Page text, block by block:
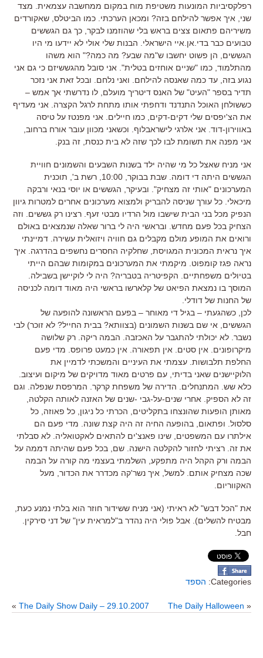
רפלקסיביות המונעות משטיפת מוח במקום ממחשבה עצמאית. מצד
שני, איך אפשר להילחם בזה? ומכאן הערכתי. כמו הביטלס, שאקורדים
משיריהם פתאום צצים בראש בלי שהוזמנו לבקר, כך גם הגששים
טבועים כבר בדי.אן.איי הישראלי. הבנות שלי אולי לא יידעו מי היו
הגששים, הן פשוט יחשבו ש"מה שבע? מה כמה?" הוא משהו
מהתלמוד, כמו "שניים אוחזים בטלית". אני סובל מהגששיזם כי גם אני
נגוע בזה, עד כמה שאנסה להילחם. ואני נלחם. ובכל זאת אני נזכר
תדיר בספר "העיט" של האנס דיטריך מועלם, לו נדרשתי אך אמש –
כששולחן האוכל התנדנד ודחפתי אותו מתחת לרגל הקצרה. אני מעדיף
את הצ'יפסים שלי דקים-דקים, כמו חיילים. אני מפנטז על טיסה
באווירון-דוד. אני אלרגי לישראבלוף. וכשאני מכוון עובר אורח ברחוב,
אני מפנה את תשומת לבו לכך שזה לא בית כנסת, זה בנק.
אני מניח שאצל כל מי שהיה ילד בשנות השבעים והשמונים חוויית
הגששים היתה די דומה. שבת בבוקר, 10:00, רשת ב', תוכנית
המערכונים "אותי זה מצחיק". ובעיקר, הגששים או יוסי בנאי ורבקה
מיכאלי. כל עורך שניסה להבריק ולמצוא מערכונים אחרים למטרות גיוון
הנפיק מכל בני הבית שישבו מול הרדיו מבטי זעף. רצינו רק גששים. וזה
הצחיק בכל פעם מחדש. ובראשי היה לי ברור שאלה שנמצאים באולם
ורואים את המופע מולם מקבלים גם חוויה ויזואלית עשירה. דמיינתי
איך נראית המכונית המגויסת, שחלקיה החסרים נחשפים בהדרגה. איך
נראה פגז קומפוט. מיקמתי את המערכונים במקומות שבהם הייתי
בטיולים משפחתיים. הקפיטריה בטבריה? היה לי לוקיישן בשבילה.
המוסך בו נמצאת הפיאט של קלארשו בראשי היה מאוד דומה לכניסה
של החנות של דודלי.
לכן, כשהגעתי – בגיל די מאוחר – בפעם הראשונה להופעה של
הגששים, אי שם בשנות השמונים (בצוותא? בבית החייל? לא זוכר) לבי
נשבר. לא יכולתי להתגבר על האכזבה. הבמה ריקה. רק שלושה
מיקרופונים. אין סטים. אין תפאורה. אין כמעט פרופס. מדי פעם
החלפת תלבושות. עצמתי את העיניים והמשכתי לדמיין את
הלוקיישנים שאני בדיתי, עם פרטים מאוד מדויקים של מיקום ועיצוב.
כלא שש. המתנחלים. הדירה של משפחת קרקר. המרפסת שנפלה. וגם
זה לא הספיק. אחרי שנים-על-גבי -שנים של האזנה לאותה הקלטה,
מאותן הופעות שהונצחו בתקליטים, הכרתי כל ניגון, כל פאוזה, כל
סלסול. ופתאום, בהופעה החיה זה היה קצת שונה. מדי פעם הם
אילתרו עם המשפטים, שינו פאנצ'ים להתאים לאקטואליה. לא סבלתי
את זה. רציתי לחזור להקלטה הישנה. שם, בכל פעם שהיתה דממה על
הבמה ורק הקהל היה מתפקע, השלמתי בעצמי מה קורה על הבמה
שכה מצחיק אותם. למשל, איך נשר'קה מכדרר את הכדור, מעל
האקווריום.
את "הכל דבש" לא ראיתי (אני מניח ששידור חוזר הוא בלתי נמנע כעת,
מבטיח להשלים). אבל פולי היה נהדר ב"למראית עין" של דני סירקין.
חבל.
Categories: הספד
«
The Daily Halloween
The Daily Show Daily – 29.10.2007
»